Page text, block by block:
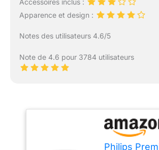
Apparence et design :
Notes des utilisateurs 4.6/5
Note de 4.6 pour 3784 utilisateurs
Philips